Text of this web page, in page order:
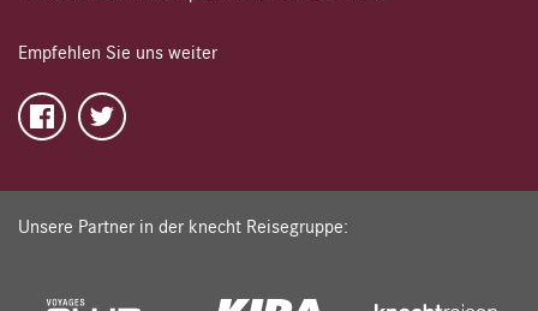
Empfehlen Sie uns weiter
Unsere Partner in der knecht Reisegruppe: